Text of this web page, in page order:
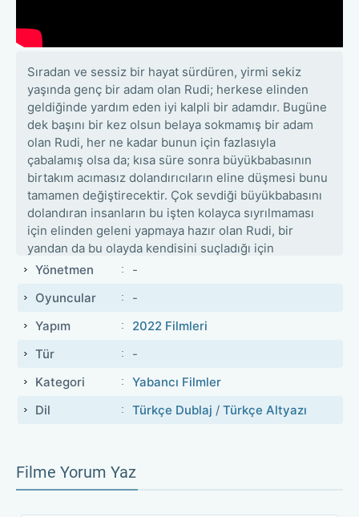
Sıradan ve sessiz bir hayat sürdüren, yirmi sekiz
yaşında genç bir adam olan Rudi; herkese elinden
geldiğinde yardım eden iyi kalpli bir adamdır. Bugüne
dek başını bir kez olsun belaya sokmamış bir adam
olan Rudi, her ne kadar bunun için fazlasıyla
çabalamış olsa da; kısa süre sonra büyükbabasının
birtakım acımasız dolandırıcıların eline düşmesi bunu
tamamen değiştirecektir. Çok sevdiği büyükbabasını
dolandıran insanların bu işten kolayca sıyrılmaması
için elinden geleni yapmaya hazır olan Rudi, bir
yandan da bu olayda kendisini suçladığı için
dolandırıcıları bulabilmek için araştırmalarına başlar.
bulabilmek için kendisini suç dünyasının içerisinde
bulan Rudi, onları yakalayabilecek midir?
Yönetmen
-
Oyuncular
-
Yapım
2022 Filmleri
Tür
-
Kategori
Yabancı Filmler
Dil
Türkçe Dublaj / Türkçe Altyazı
Filme Yorum Yaz